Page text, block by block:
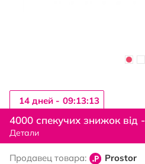
Перейти
к
началу
галереи
4000 спекучих знижок від
Детали
14 дней - 09:13:13
Продавец товара: Prostor